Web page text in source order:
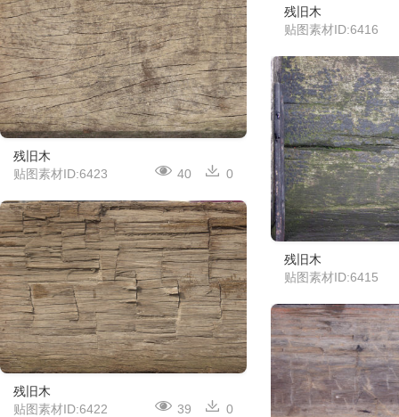
残旧木
贴图素材ID:6423
40 0
残旧木
贴图素材ID:6422
39 0
残旧木
贴图素材ID:6416
残旧木
贴图素材ID:6415